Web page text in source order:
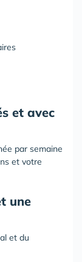
et avec
par semaine
et votre
une
et du